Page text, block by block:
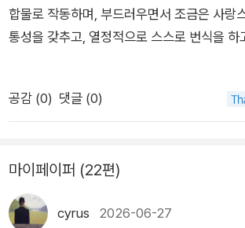
물들은 한번의 뇌의절반씩만 잘 수 있다고 하
능력이 있었다면 좋았을까? 음… 24시간 내
되어 있을까
은 잠을 자는듯하다. 선충과 초파리 같은 아주
그렇게 조금 자는지는 알지 못한다. 다른대
씬 더 많이 잔다. 포유동물 중 수면 챔피언이
은 세발가락나무늘보로서, 하루에 20시간까
보이지만, 의식적으로 관여할 수 없는문제에
다는 것이다. 플라세보는 종양을 줄이지도, 좁
하지 못하는 것은 마찬가지이다. 그러나 적어
을 먹은 사람을 일찍 무덤으로 보내는 일은 결
신경과 통증 중- P428당혹스러운 집단 발병
일어나는 집단 발병은 우리의 짐작보다 더
32어떤 질병이 유행병이 될지 여부는 네 가지
즉 얼마나 치명적인가, 새 희생자를 얼마나 잘
가 얼마나 어려운가, 백신이 얼마나 잘 듣는가
합물로 작동하며, 부드러우면서 조금은 사랑
통성을 갖추고, 열정적으로 스스로 번식을 하
낀다. 이런 일들 중에서 어느 하나라도 할 수
마나 많이 알고 있는가? 이 점은 의문의 여지
땅히 그렇다.그렇다면 우리는 자기 존재의
고 있을까? 음, 대다수는 운동을 최소로 하고
로써 찬미한다. 당신이 온갖 정크 푸드를 목
생의 얼마나 많은 시간을 빛을 내는 화면 앞에
공감 (0) 댓글 (0)
마이페이퍼 (22편)
cyrus 2026-06-27